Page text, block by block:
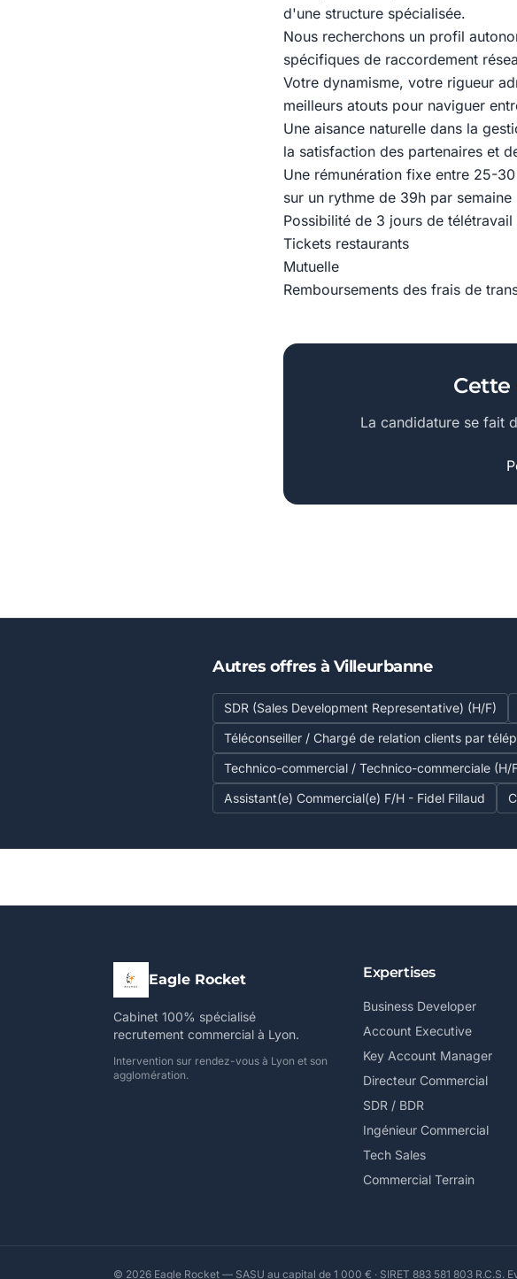
d'une structure spécialisée.
Nous recherchons un profil
spécifiques de raccordement
Votre dynamisme, votre rigueur
meilleurs atouts pour naviguer
Une aisance naturelle dans la
la satisfaction des partenaires et
Une rémunération fixe entre 25-
sur un rythme de 39h par semaine
Possibilité de 3 jours de télétravail
Tickets restaurants
Mutuelle
Remboursements des frais de
Cette
La candidature se fait
Autres offres à Villeurbanne
SDR (Sales Development Representative) (H/F)
Téléconseiller / Chargé de relation clients par
Technico-commercial / Technico-commerciale (H/
Assistant(e) Commercial(e) F/H - Fidel Fillaud
Eagle Rocket
Cabinet 100% spécialisé
recrutement commercial à Lyon.
Intervention sur rendez-vous à Lyon et son
agglomération.
Expertises
Business Developer
Account Executive
Key Account Manager
Directeur Commercial
SDR / BDR
Ingénieur Commercial
Tech Sales
Commercial Terrain
© 2026 Eagle Rocket — SASU au capital de 1 000 € · SIRET 883 581 803 R.C.S.